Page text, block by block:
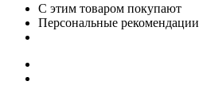
С этим товаром покупают
Персональные рекомендации